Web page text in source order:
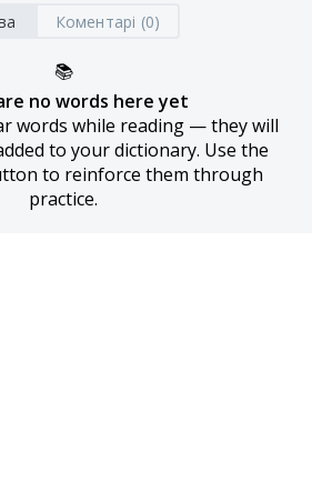
Коментарі (0)
📚
no words here yet
words while reading — they will
to your dictionary. Use the
to reinforce them through
practice.